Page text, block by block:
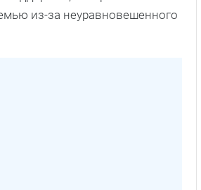
из-за неуравновешенного